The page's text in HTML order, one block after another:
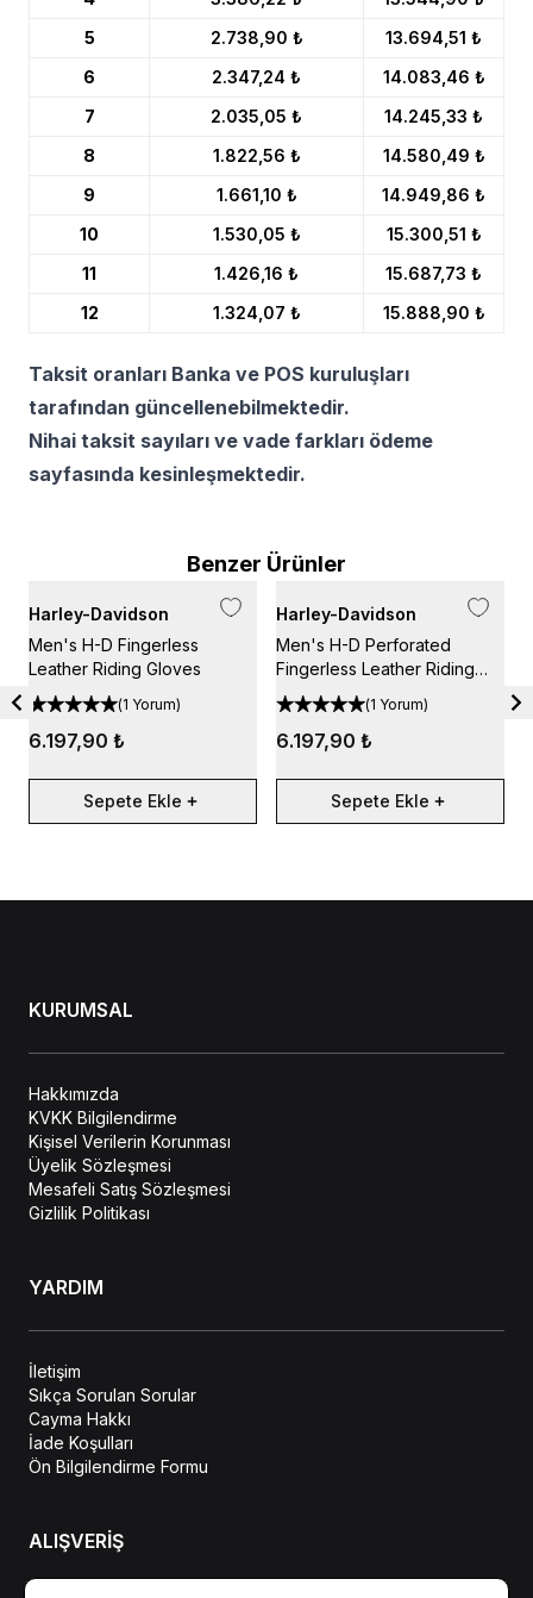
5
2.738,90 ₺
13.694,51 ₺
6
2.347,24 ₺
14.083,46 ₺
7
2.035,05 ₺
14.245,33 ₺
8
1.822,56 ₺
14.580,49 ₺
9
1.661,10 ₺
14.949,86 ₺
10
1.530,05 ₺
15.300,51 ₺
11
1.426,16 ₺
15.687,73 ₺
12
1.324,07 ₺ 15.888,90 ₺
Taksit oranları Banka ve POS kuruluşları
tarafından güncellenebilmektedir.
Nihai taksit sayıları ve vade farkları ödeme
sayfasında kesinleşmektedir.
Benzer Ürünler
Harley-Davidson
Men's H-D Fingerless
Leather Riding Gloves
(1 Yorum)
6.197,90 ₺
Sepete Ekle
Harley-Davidson
Men's H-D Perforated
Fingerless Leather Riding
Gloves
(1 Yorum)
6.197,90 ₺
Sepete Ekle
KURUMSAL
Hakkımızda
KVKK Bilgilendirme
Kişisel Verilerin Korunması
Üyelik Sözleşmesi
Mesafeli Satış Sözleşmesi
Gizlilik Politikası
YARDIM
İletişim
Sıkça Sorulan Sorular
Cayma Hakkı
İade Koşulları
Ön Bilgilendirme Formu
ALIŞVERİŞ